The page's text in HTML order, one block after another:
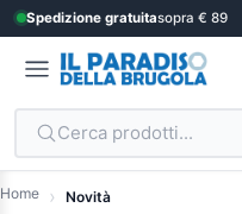
Spedizione gratuitasopra € 89
Cerca prodotti...
Home Novità